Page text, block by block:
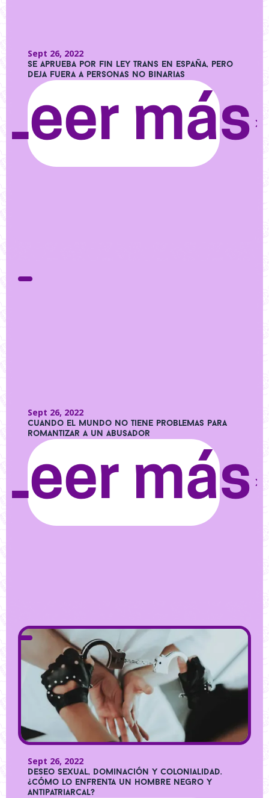
Sept 26, 2022
Se aprueba por fin Ley Trans en España, pero
deja fuera a personas no binarias
más
Sept 26, 2022
Cuando el mundo no tiene problemas para
romantizar a un abusador
más
Sept 26, 2022
Deseo sexual, dominación y colonialidad.
¿Cómo lo enfrenta un hombre negro y
antipatriarcal?